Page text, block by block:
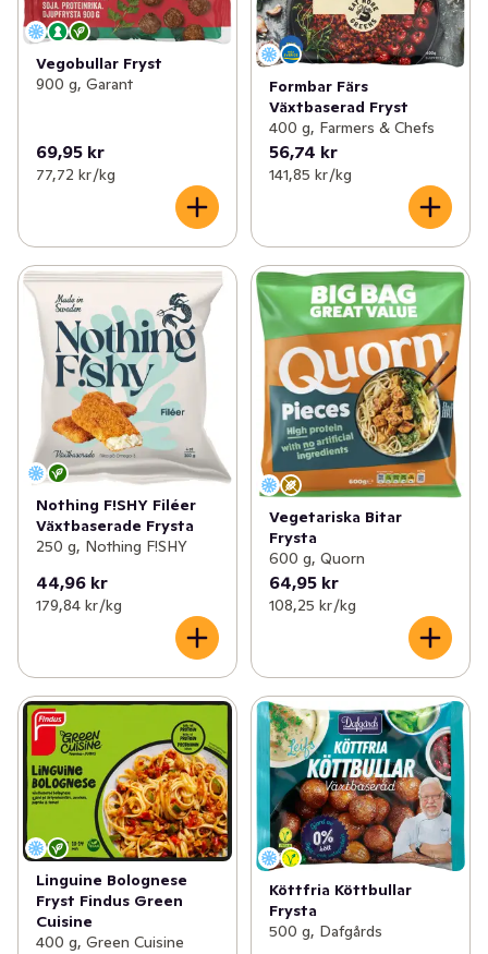
Vegobullar Fryst
900 g, Garant
69,95 kr
77,72 kr /kg
Formbar Färs
Växtbaserad Fryst
400 g, Farmers & Chefs
56,74 kr
141,85 kr /kg
Nothing F!SHY Filéer
Växtbaserade Frysta
250 g, Nothing F!SHY
44,96 kr
179,84 kr /kg
Vegetariska Bitar
Frysta
600 g, Quorn
64,95 kr
108,25 kr /kg
Linguine Bolognese
Fryst Findus Green
Cuisine
400 g, Green Cuisine
Köttfria Köttbullar
Frysta
500 g, Dafgårds